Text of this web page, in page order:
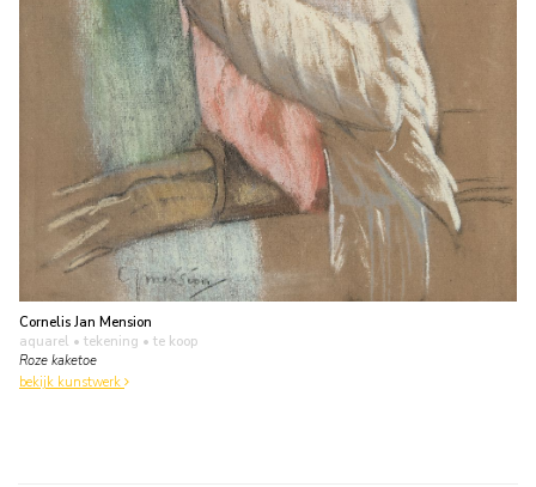
Cornelis Jan Mension
aquarel • tekening • te koop
Roze kaketoe
bekijk kunstwerk